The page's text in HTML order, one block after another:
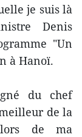
je suis là
Denis
"Un
à Hanoï.
du chef
de la
lors de ma